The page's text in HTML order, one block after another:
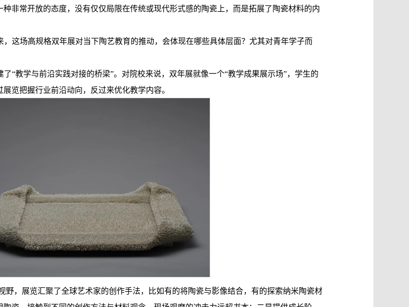
非常开放的态度，没有仅仅局限在传统或现代形式感的陶瓷上，而是拓展了陶瓷材料的内
这场高规格双年展对当下陶艺教育的推动，会体现在哪些具体层面？尤其对青年学子而
“教学与前沿实践对接的桥梁”。对院校来说，双年展就像一个“教学成果展示场”，学生的
览把握行业前沿动向，反过来优化教学内容。
野，展览汇聚了全球艺术家的创作手法，比如有的将陶瓷与影像结合，有的探索纳米陶瓷材